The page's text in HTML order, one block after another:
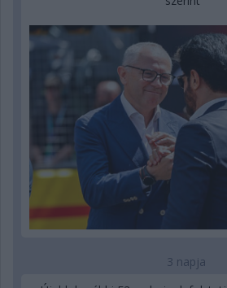
3 napja